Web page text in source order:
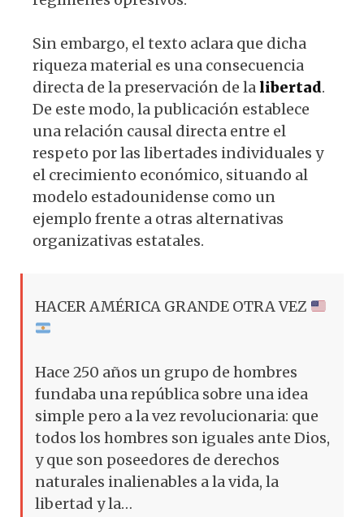
Sin embargo, el texto aclara que dicha
riqueza material es una consecuencia
directa de la preservación de lalibertad.
De este modo, la publicación establece
una relación causal directa entre el
respeto por las libertades individuales y
el crecimiento económico, situando al
modelo estadounidense como un
ejemplo frente a otras alternativas
organizativas estatales.
HACER AMÉRICA GRANDE OTRA VEZ
Hace 250 años un grupo de hombres
fundaba una república sobre una idea
simple pero a la vez revolucionaria: que
todos los hombres son iguales ante Dios,
y que son poseedores de derechos
naturales inalienables a la vida, la
libertad y la…